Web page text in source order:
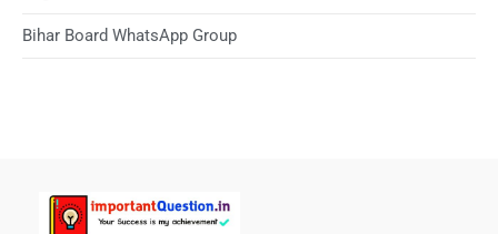
Bihar Board WhatsApp Group